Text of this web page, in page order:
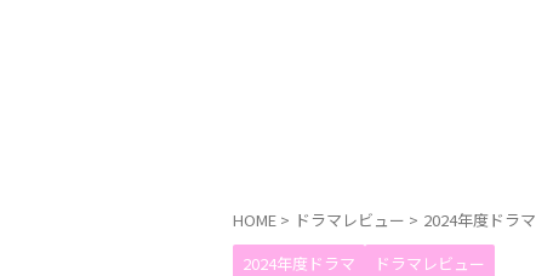
HOME > ドラマレビュー > 2024年度ドラマ
2024年度ドラマ
ドラマレビュー